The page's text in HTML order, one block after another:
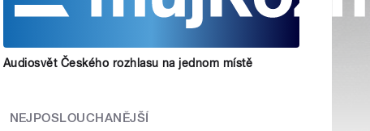
Audiosvět Českého rozhlasu na jednom místě
NEJPOSLOUCHANĚJŠÍ